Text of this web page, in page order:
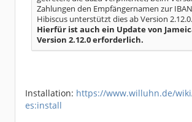
Zahlungen den Empfängernamen zur
Hibiscus unterstützt dies ab Version 2.12.0.
Hierfür ist auch ein Update von
Version 2.12.0 erforderlich.
Installation: https://www.willuhn.de/
es:install